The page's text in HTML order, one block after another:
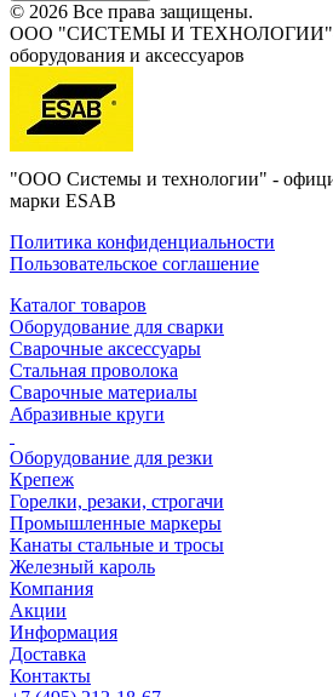
© 2026 Все права защищены.
ООО "СИСТЕМЫ И ТЕХНОЛОГИИ"-
оборудования и аксессуаров
"ООО Системы и технологии" -
марки ESAB
Политика конфиденциальности
Пользовательское соглашение
Каталог товаров
Оборудование для сварки
Сварочные аксессуары
Стальная проволока
Сварочные материалы
Абразивные круги
Оборудование для резки
Крепеж
Горелки, резаки, строгачи
Промышленные маркеры
Канаты стальные и тросы
Железный кароль
Компания
Акции
Информация
Доставка
Контакты